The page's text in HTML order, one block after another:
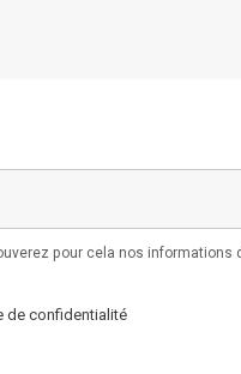
pour cela nos
de confidentialité